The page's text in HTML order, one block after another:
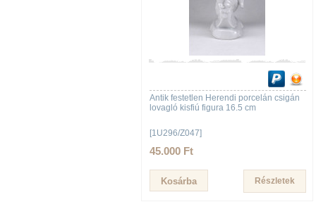
Antik festetlen Herendi porcelán csigán
lovagló kisfiú figura 16.5 cm
[1U296/Z047]
45.000 Ft
Részletek